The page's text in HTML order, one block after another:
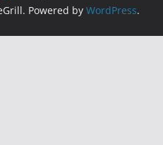
Powered by WordPress.